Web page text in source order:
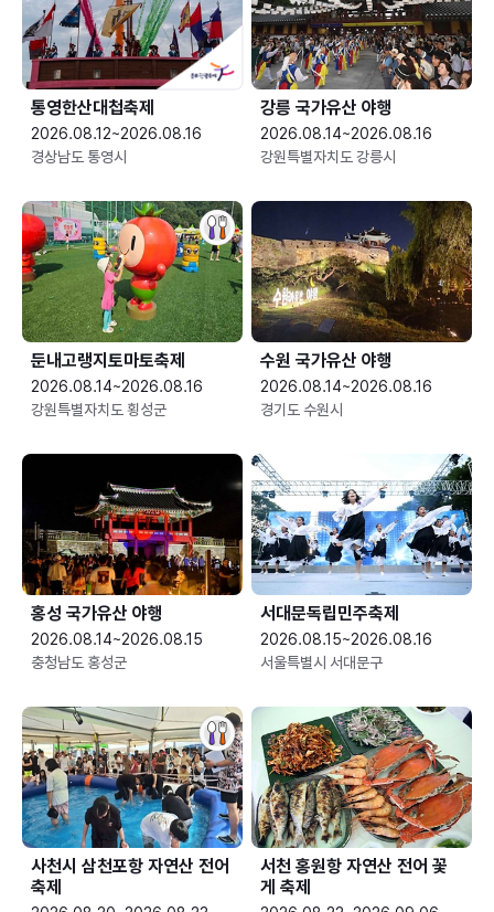
통영한산대첩축제
2026.08.12~2026.08.16
경상남도 통영시
강릉 국가유산 야행
2026.08.14~2026.08.16
강원특별자치도 강릉시
둔내고랭지토마토축제
2026.08.14~2026.08.16
강원특별자치도 횡성군
수원 국가유산 야행
2026.08.14~2026.08.16
경기도 수원시
홍성 국가유산 야행
2026.08.14~2026.08.15
충청남도 홍성군
서대문독립민주축제
2026.08.15~2026.08.16
서울특별시 서대문구
사천시 삼천포항 자연산 전어
축제
서천 홍원항 자연산 전어 꽃
게 축제